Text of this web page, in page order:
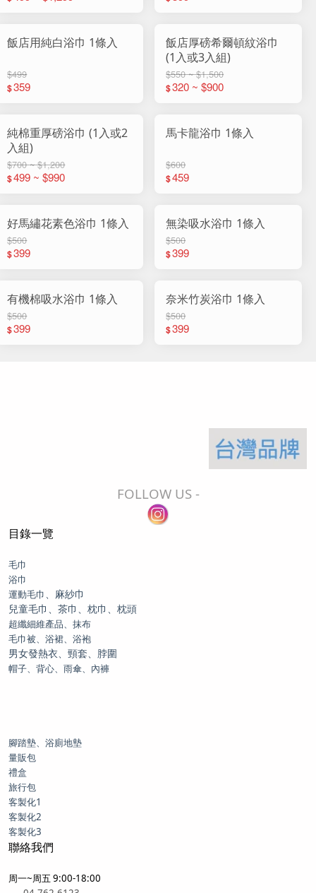
飯店用純白浴巾 1條入
$499
$359
飯店厚磅希爾頓紋浴巾
(1入或3入組)
$550 ~ $1,500
$320 ~ $900
純棉重厚磅浴巾 (1入或2
入組)
$700 ~ $1,200
$499 ~ $990
馬卡龍浴巾 1條入
$600
$459
好馬繡花素色浴巾 1條入
$500
$399
無染吸水浴巾 1條入
$500
$399
有機棉吸水浴巾 1條入
$500
$399
奈米竹炭浴巾 1條入
$500
$399
FOLLOW US -
目錄一覽
毛巾
浴巾
運動毛巾、麻紗巾
兒童毛巾、茶巾、枕巾、枕頭
超纖細維產品、抹布
毛巾被、浴裙、浴袍
男女發熱衣、頸套、脖圍
帽子、背心、雨傘、內褲
腳踏墊、浴廁地墊
量販包
禮盒
旅行包
客製化1
客製化2
客製化3
聯絡我們
周一~周五 9:00-18:00